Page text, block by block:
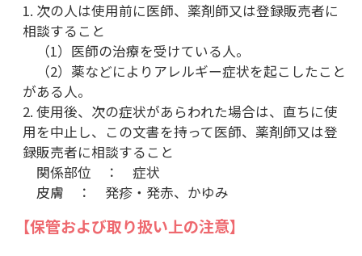
1. 次の人は使用前に医師、薬剤師又は登録販売者に
相談すること
（1）医師の治療を受けている人。
（2）薬などによりアレルギー症状を起こしたこと
がある人。
2. 使用後、次の症状があらわれた場合は、直ちに使
用を中止し、この文書を持って医師、薬剤師又は登
録販売者に相談すること
関係部位 ： 症状
皮膚 ： 発疹・発赤、かゆみ
【保管および取り扱い上の注意】